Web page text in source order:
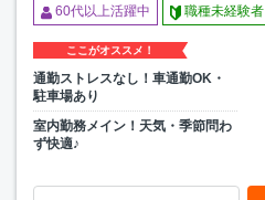
60代以上活躍中 職種未経験者
ここがオススメ！
通勤ストレスなし！車通勤OK・
駐車場あり
室内勤務メイン！天気・季節問わ
ず快適♪